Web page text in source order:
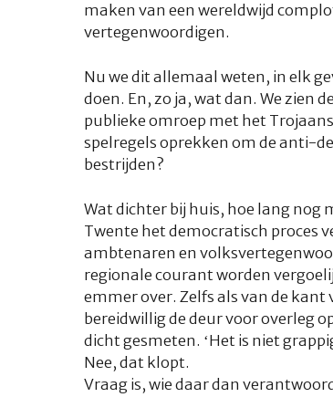
maken van een wereldwijd
vertegenwoordigen.
Nu we dit allemaal weten, in elk
doen. En, zo ja, wat dan. We zien
publieke omroep met het
spelregels oprekken om de anti-
bestrijden?
Wat dichter bij huis, hoe lang
Twente het democratisch proces
ambtenaren en
regionale courant worden
emmer over. Zelfs als van de
bereidwillig de deur voor overleg
dicht gesmeten. ‘Het is niet
Nee, dat klopt.
Vraag is, wie daar dan